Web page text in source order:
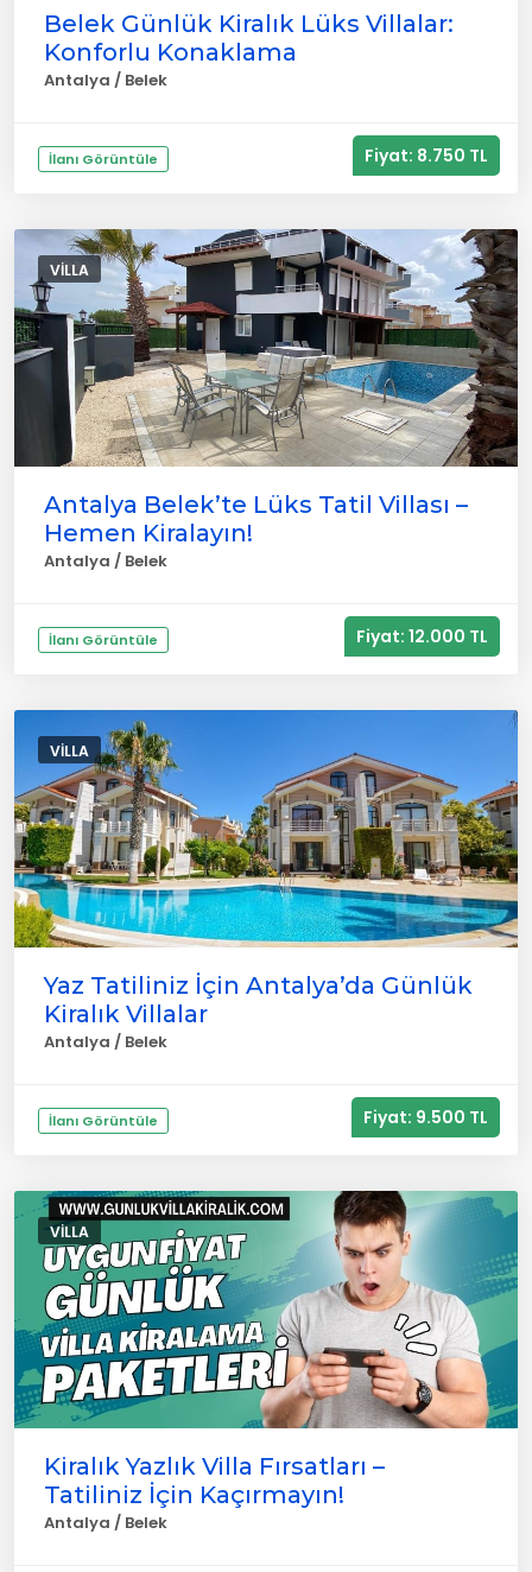
Belek Günlük Kiralık Lüks Villalar:
Konforlu Konaklama
Antalya / Belek
İlanı Görüntüle Fiyat: 8.750 TL
VILLA
Antalya Belek’te Lüks Tatil Villası –
Hemen Kiralayın!
Antalya / Belek
İlanı Görüntüle Fiyat: 12.000 TL
VILLA
Yaz Tatiliniz İçin Antalya’da Günlük
Kiralık Villalar
Antalya / Belek
İlanı Görüntüle Fiyat: 9.500 TL
VILLA
Kiralık Yazlık Villa Fırsatları –
Tatiliniz İçin Kaçırmayın!
Antalya / Belek